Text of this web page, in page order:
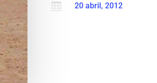
 20 abril, 2012